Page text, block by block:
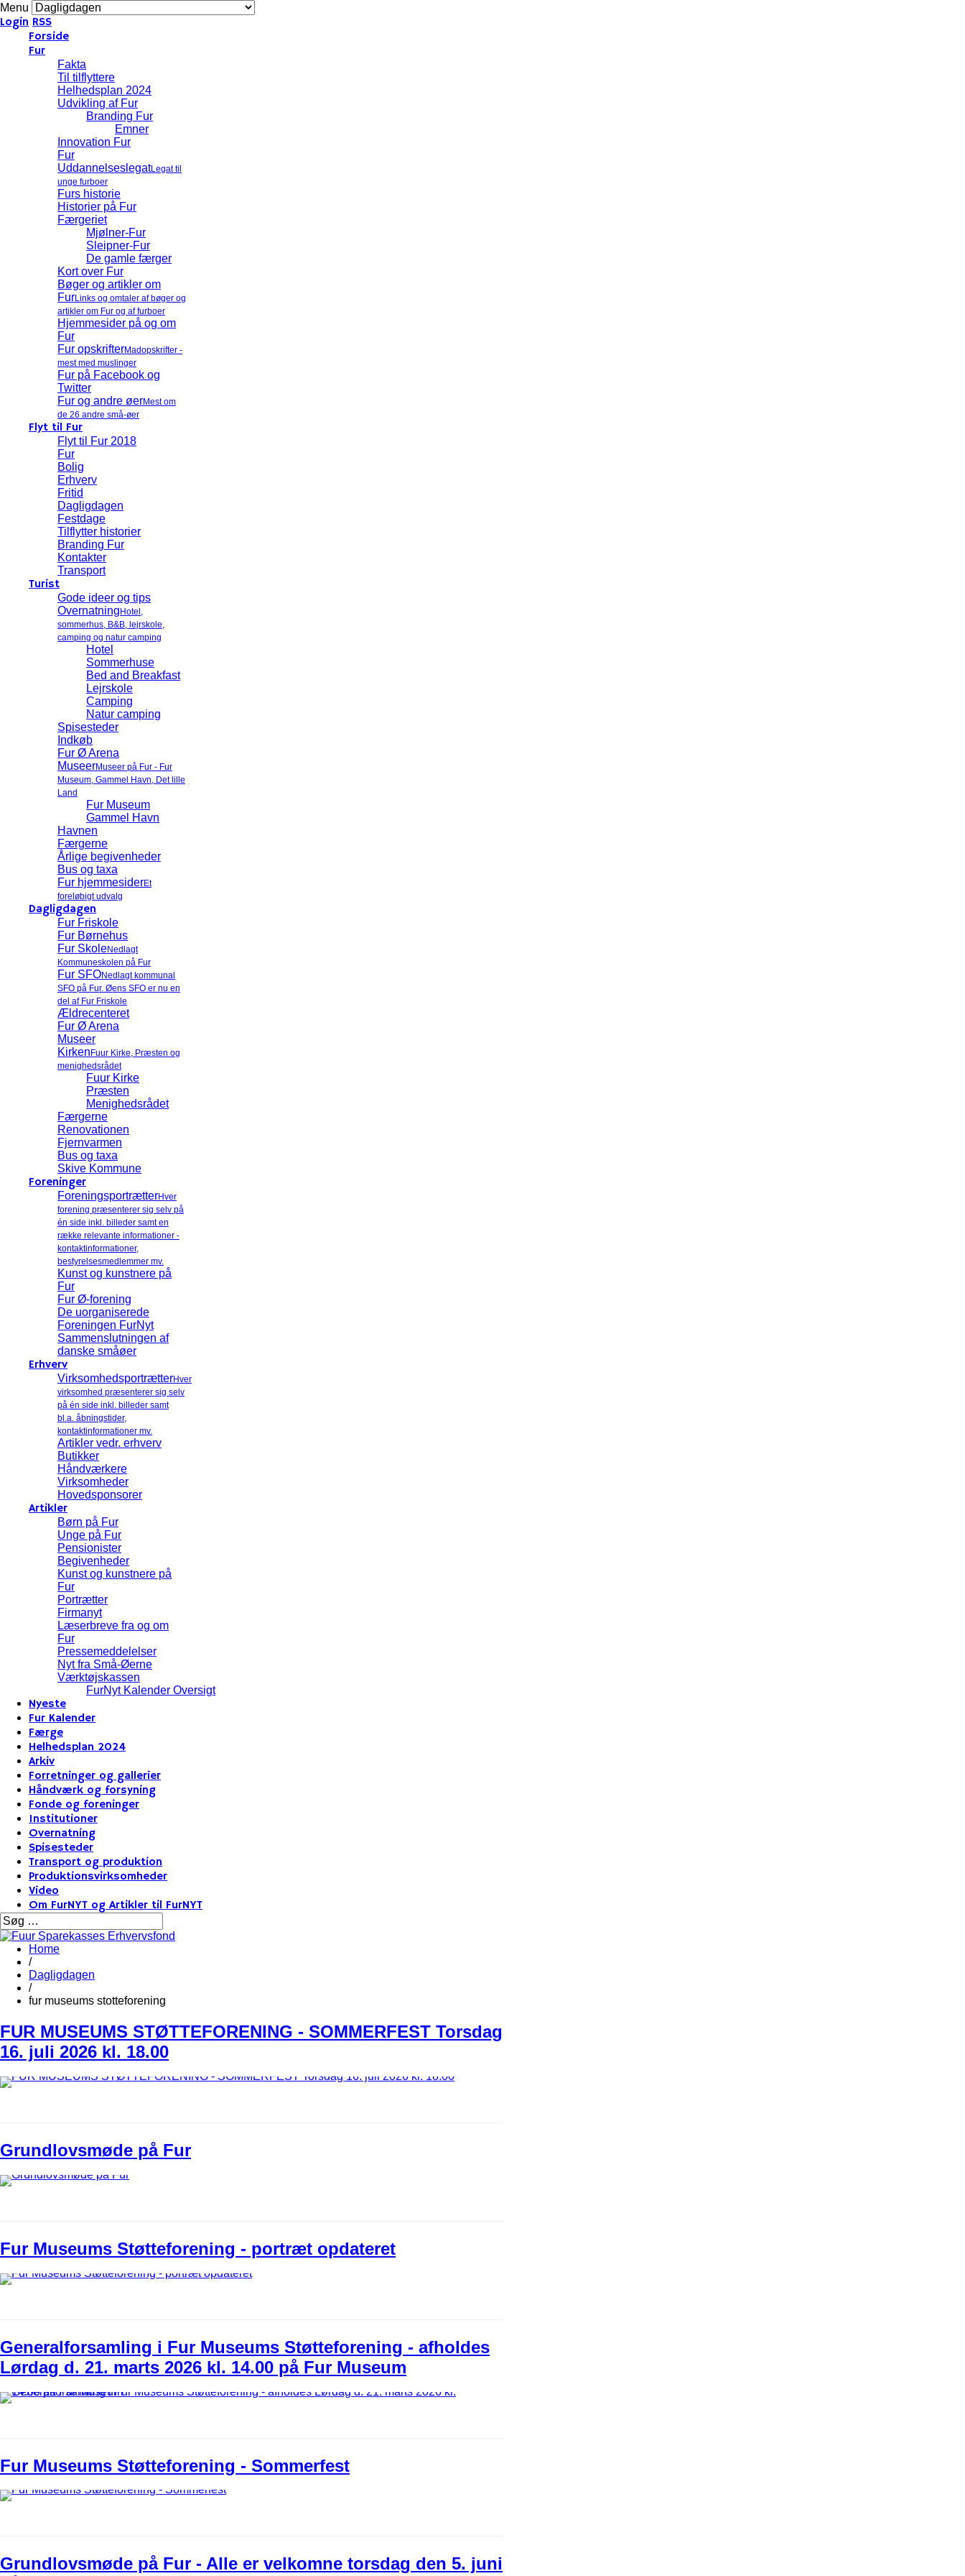
Menu
Login RSS
Forside
Fur
Fakta
Til tilflyttere
Helhedsplan 2024
Udvikling af Fur
Branding Fur
Emner
Innovation Fur
Fur
UddannelseslegatLegat til
unge furboer
Furs historie
Historier på Fur
Færgeriet
Mjølner-Fur
Sleipner-Fur
De gamle færger
Kort over Fur
Bøger og artikler om
FurLinks og omtaler af bøger og
artikler om Fur og af furboer
Hjemmesider på og om
Fur
Fur opskrifterMadopskrifter -
mest med muslinger
Fur på Facebook og
Twitter
Fur og andre øerMest om
de 26 andre små-øer
Flyt til Fur
Flyt til Fur 2018
Fur
Bolig
Erhverv
Fritid
Dagligdagen
Festdage
Tilflytter historier
Branding Fur
Kontakter
Transport
Turist
Gode ideer og tips
Overnatning Hotel,
sommerhus, B&B, lejrskole,
camping og natur camping
Hotel
Sommerhuse
Bed and Breakfast
Lejrskole
Camping
Natur camping
Spisesteder
Indkøb
Fur Ø Arena
MuseerMuseer på Fur - Fur
Museum, Gammel Havn, Det lille
Land
Fur Museum
Gammel Havn
Havnen
Færgerne
Årlige begivenheder
Bus og taxa
Fur hjemmesiderEt
foreløbigt udvalg
Dagligdagen
Fur Friskole
Fur Børnehus
Fur SkoleNedlagt
Kommuneskolen på Fur
Fur SFONedlagt kommunal
SFO på Fur. Øens SFO er nu en
del af Fur Friskole
Ældrecenteret
Fur Ø Arena
Museer
Kirken Fuur Kirke, Præsten og
menighedsrådet
Fuur Kirke
Præsten
Menighedsrådet
Færgerne
Renovationen
Fjernvarmen
Bus og taxa
Skive Kommune
Foreninger
ForeningsportrætterHver
forening præsenterer sig selv på
én side inkl. billeder samt en
række relevante informationer -
kontaktinformationer,
bestyrelsesmedlemmer mv.
Kunst og kunstnere på
Fur
Fur Ø-forening
De uorganiserede
Foreningen FurNyt
Sammenslutningen af
danske småøer
Erhverv
VirksomhedsportrætterHver
virksomhed præsenterer sig selv
på én side inkl. billeder samt
bl.a. åbningstider,
kontaktinformationer mv.
Artikler vedr. erhverv
Butikker
Håndværkere
Virksomheder
Hovedsponsorer
Artikler
Børn på Fur
Unge på Fur
Pensionister
Begivenheder
Kunst og kunstnere på
Fur
Portrætter
Firmanyt
Læserbreve fra og om
Fur
Pressemeddelelser
Nyt fra Små-Øerne
Værktøjskassen
FurNyt Kalender Oversigt
Nyeste
Fur Kalender
Færge
Helhedsplan 2024
Arkiv
Forretninger og gallerier
Håndværk og forsyning
Fonde og foreninger
Institutioner
Overnatning
Spisesteder
Transport og produktion
Produktionsvirksomheder
Video
Om FurNYT og Artikler til FurNYT
Home
/
Dagligdagen
/
fur museums stotteforening
FUR MUSEUMS STØTTEFORENING - SOMMERFEST Torsdag
16. juli 2026 kl. 18.00
Grundlovsmøde på Fur
Fur Museums Støtteforening - portræt opdateret
Generalforsamling i Fur Museums Støtteforening - afholdes
Lørdag d. 21. marts 2026 kl. 14.00 på Fur Museum
Fur Museums Støtteforening - Sommerfest
Grundlovsmøde på Fur - Alle er velkomne torsdag den 5. juni